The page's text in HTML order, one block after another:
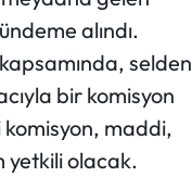
alındı.
selden
bir komisyon
komisyon, maddi,
yetkili olacak.